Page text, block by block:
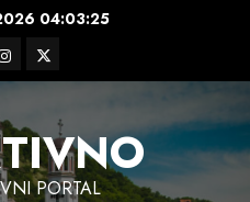
04:03:26
Twitter
PORTAL